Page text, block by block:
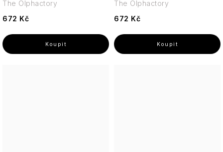
672 Kč
The Olphactory
672 Kč
The Olphactory